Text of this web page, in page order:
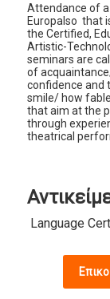
Attendance of a
Europalso that
the Certified,
Artistic-
seminars are
of
confidence and
smile/ how
that aim at the
through
theatrical
Language